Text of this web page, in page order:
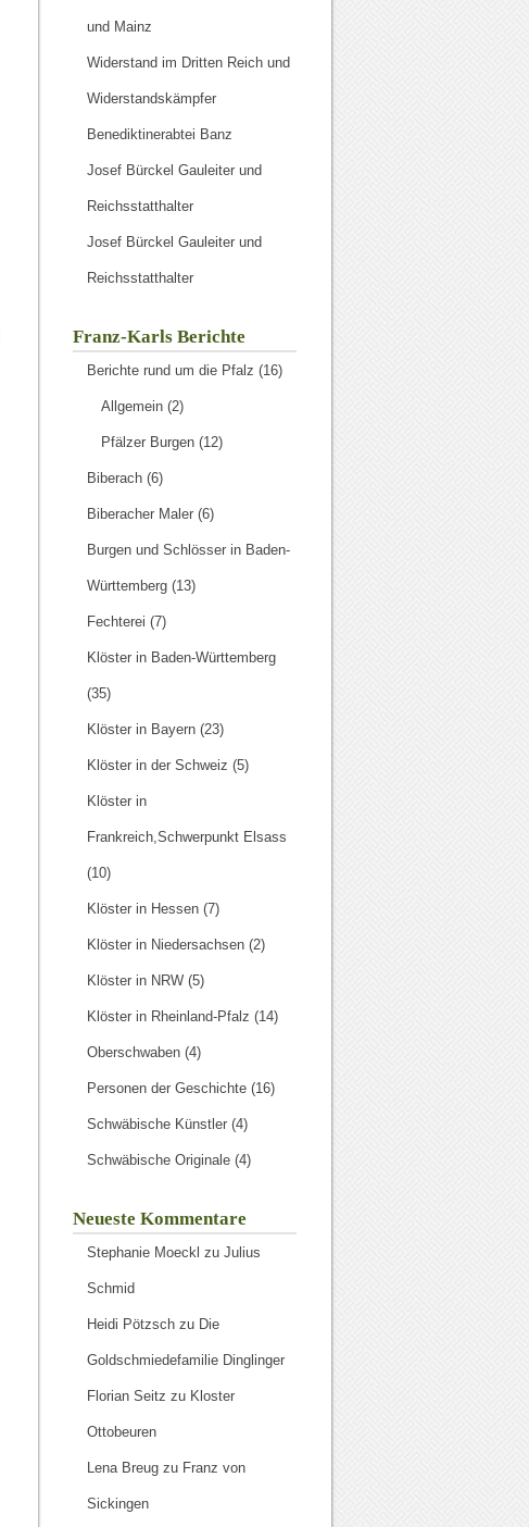
und Mainz
Widerstand im Dritten Reich und
Widerstandskämpfer
Benediktinerabtei Banz
Josef Bürckel Gauleiter und
Reichsstatthalter
Josef Bürckel Gauleiter und
Reichsstatthalter
Franz-Karls Berichte
Berichte rund um die Pfalz (16)
Allgemein (2)
Pfälzer Burgen (12)
Biberach (6)
Biberacher Maler (6)
Burgen und Schlösser in Baden-
Württemberg (13)
Fechterei (7)
Klöster in Baden-Württemberg
(35)
Klöster in Bayern (23)
Klöster in der Schweiz (5)
Klöster in
Frankreich,Schwerpunkt Elsass
(10)
Klöster in Hessen (7)
Klöster in Niedersachsen (2)
Klöster in NRW (5)
Klöster in Rheinland-Pfalz (14)
Oberschwaben (4)
Personen der Geschichte (16)
Schwäbische Künstler (4)
Schwäbische Originale (4)
Neueste Kommentare
Stephanie Moeckl zu Julius
Schmid
Heidi Pötzsch zu Die
Goldschmiedefamilie Dinglinger
Florian Seitz zu Kloster
Ottobeuren
Lena Breug zu Franz von
Sickingen